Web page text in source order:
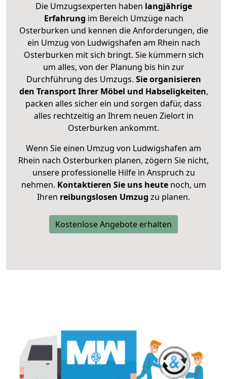
Die Umzugsexperten haben langjährige
Erfahrung im Bereich Umzüge nach
Osterburken und kennen die Anforderungen, die
ein Umzug von Ludwigshafen am Rhein nach
Osterburken mit sich bringt. Sie kümmern sich
um alles, von der Planung bis hin zur
Durchführung des Umzugs. Sie organisieren
den Transport Ihrer Möbel und Habseligkeiten,
packen alles sicher ein und sorgen dafür, dass
alles rechtzeitig an Ihrem neuen Zielort in
Osterburken ankommt.
Wenn Sie einen Umzug von Ludwigshafen am
Rhein nach Osterburken planen, zögern Sie nicht,
unsere professionelle Hilfe in Anspruch zu
nehmen. Kontaktieren Sie uns heutenoch, um
Ihren reibungslosen Umzug zu planen.
Kostenlose Angebote erhalten